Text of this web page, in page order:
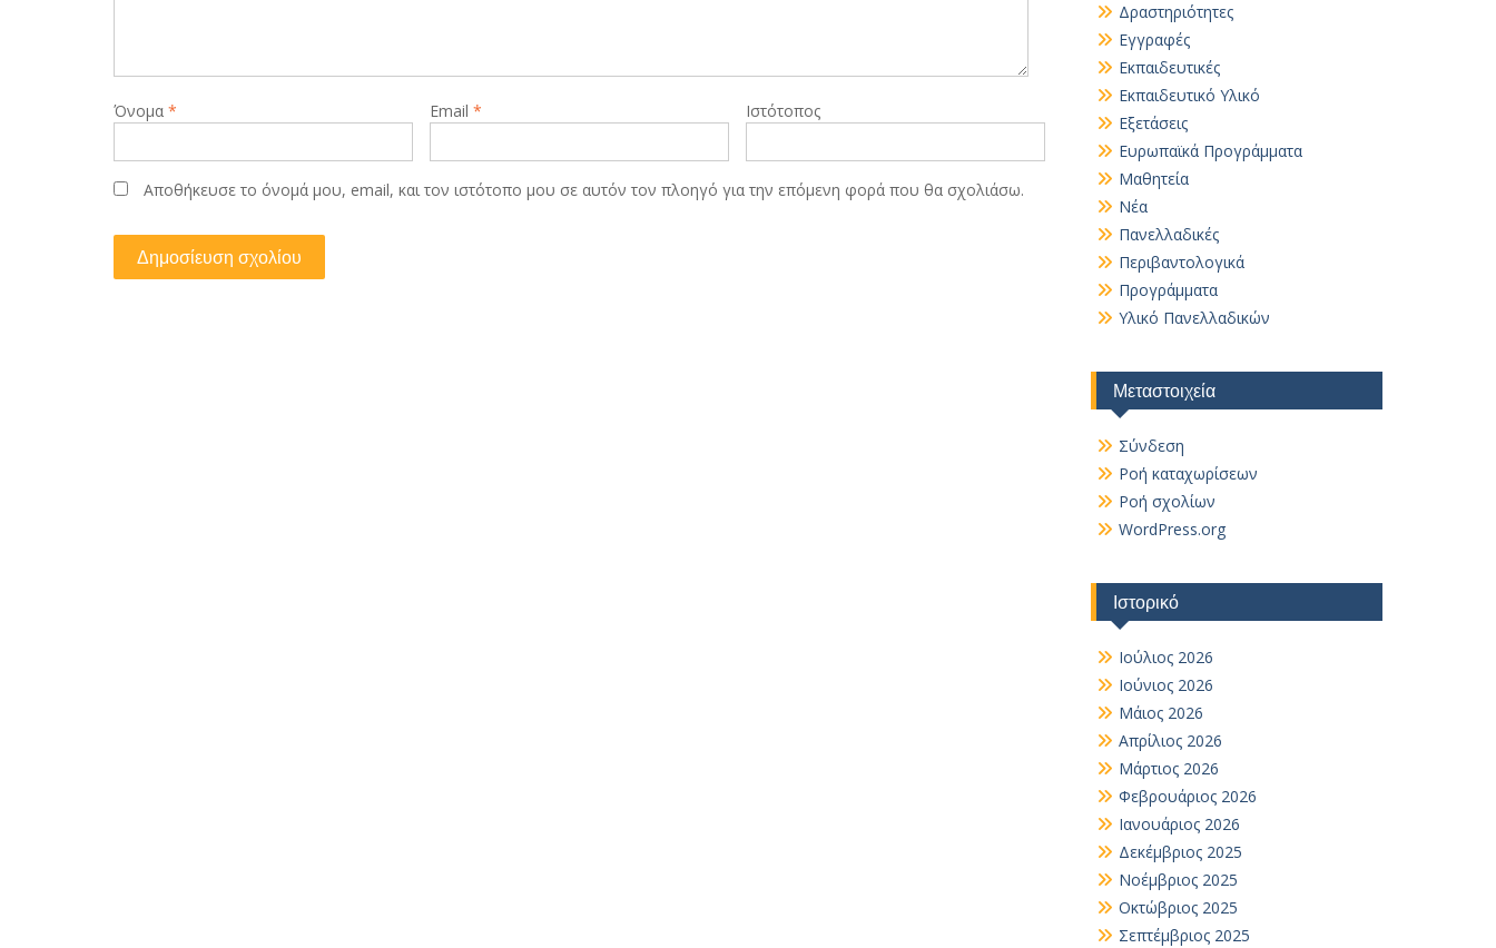
Όνομα * Email * Ιστότοπος
Αποθήκευσε το όνομά μου, email, και τον ιστότοπο μου σε αυτόν τον πλοηγό για την επόμενη φορά που θα σχολιάσω.
Δραστηριότητες
Εγγραφές
Εκπαιδευτικές
Εκπαιδευτικό Υλικό
Εξετάσεις
Ευρωπαϊκά Προγράμματα
Μαθητεία
Νέα
Πανελλαδικές
Περιβαντολογικά
Προγράμματα
Υλικό Πανελλαδικών
Μεταστοιχεία
Σύνδεση
Ροή καταχωρίσεων
Ροή σχολίων
WordPress.org
Ιστορικό
Ιούλιος 2026
Ιούνιος 2026
Μάιος 2026
Απρίλιος 2026
Μάρτιος 2026
Φεβρουάριος 2026
Ιανουάριος 2026
Δεκέμβριος 2025
Νοέμβριος 2025
Οκτώβριος 2025
Σεπτέμβριος 2025